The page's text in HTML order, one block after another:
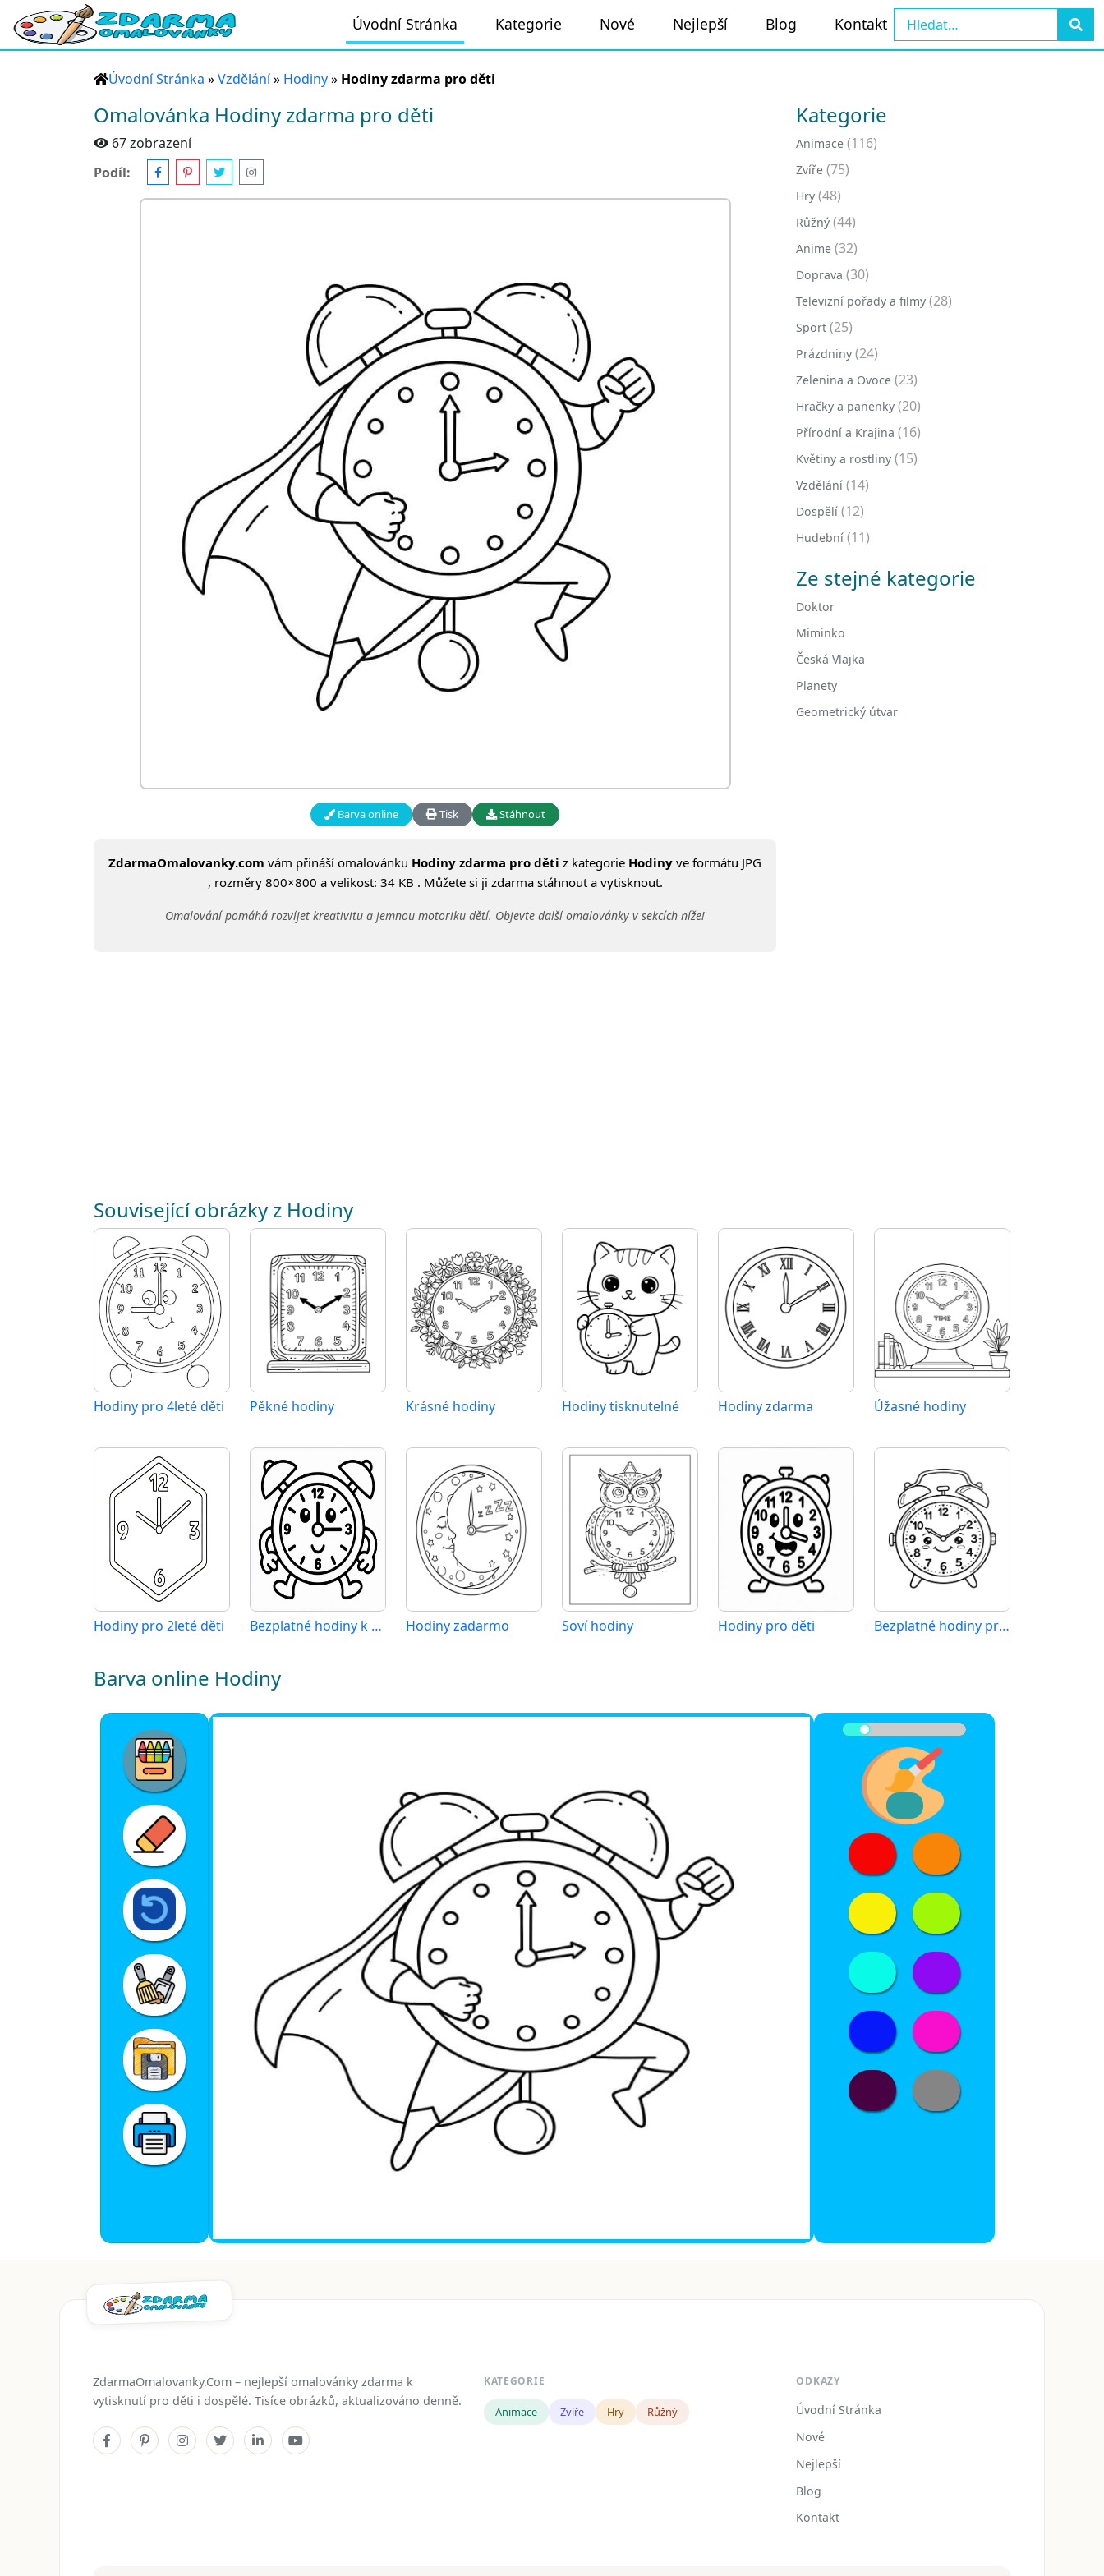
Úvodní Stránka Kategorie Nové Nejlepší Blog Kontakt
Úvodní Stránka »Vzdělání» Hodiny» Hodiny zdarma pro děti
Omalovánka Hodiny zdarma pro děti
67 zobrazení
Podíl:
Barva online Tisk Stáhnout
ZdarmaOmalovanky.com vám přináší omalovánku Hodiny zdarma pro děti z kategorie Hodiny ve formátu JPG
, rozměry 800×800 a velikost: 34 KB . Můžete si ji zdarma stáhnout a vytisknout.
Omalování pomáhá rozvíjet kreativitu a jemnou motoriku dětí. Objevte další omalovánky v sekcích níže!
Kategorie
Animace (116)
Zvíře (75)
Hry (48)
Růžný (44)
Anime (32)
Doprava (30)
Televizní pořady a filmy (28)
Sport (25)
Prázdniny (24)
Zelenina a Ovoce (23)
Hračky a panenky (20)
Přírodní a Krajina (16)
Květiny a rostliny (15)
Vzdělání (14)
Dospělí (12)
Hudební (11)
Ze stejné kategorie
Doktor
Miminko
Česká Vlajka
Planety
Geometrický útvar
Související obrázky z Hodiny
Hodiny pro 4leté děti Pěkné hodiny Krásné hodiny Hodiny tisknutelné Hodiny zdarma Úžasné hodiny
Hodiny pro 2leté děti Bezplatné hodiny k vytištění Hodiny zadarmo Soví hodiny Hodiny pro děti Bezplatné hodiny pro děti
Barva online Hodiny
ZdarmaOmalovanky.Com – nejlepší omalovánky zdarma k
vytisknutí pro děti i dospělé. Tisíce obrázků, aktualizováno denně.
KATEGORIE
Animace Zvíře Hry Růžný
ODKAZY
Úvodní Stránka
Nové
Nejlepší
Blog
Kontakt